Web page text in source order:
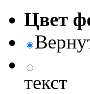
Цвет
текст